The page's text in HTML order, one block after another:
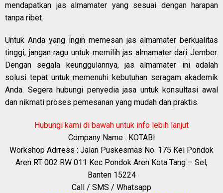
mendapatkan jas almamater yang sesuai dengan harapan
tanpa ribet.
Untuk Anda yang ingin memesan jas almamater berkualitas
tinggi, jangan ragu untuk memilih jas almamater dari Jember.
Dengan segala keunggulannya, jas almamater ini adalah
solusi tepat untuk memenuhi kebutuhan seragam akademik
Anda. Segera hubungi penyedia jasa untuk konsultasi awal
dan nikmati proses pemesanan yang mudah dan praktis.
Hubungi kami di bawah untuk info lebih lanjut
Company Name : KOTABI
Workshop Adrress : Jalan Puskesmas No. 175 Kel Pondok
Aren RT 002 RW 011 Kec Pondok Aren Kota Tang – Sel,
Banten 15224
Call / SMS / Whatsapp